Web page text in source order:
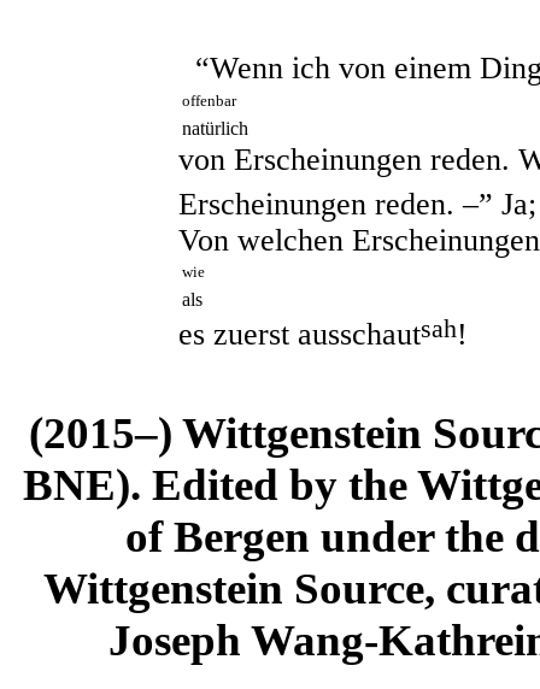
“Wenn ich von einem
offenbar
natürlich
von Erscheinungen reden.
Erscheinungen reden. –”
Von welchen
wie
als
es zuerst ausschautsah!
(2015–) Wittgenstein
BNE). Edited by the
of Bergen under the
Wittgenstein Source,
Joseph Wang-